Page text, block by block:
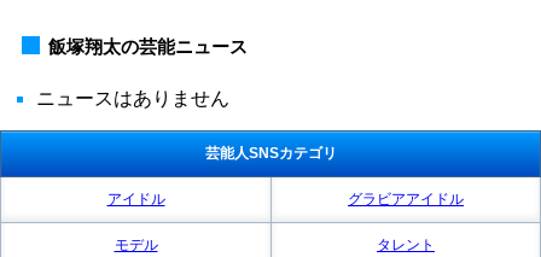
飯塚翔太の芸能ニュース
ニュースはありません
芸能人SNSカテゴリ
アイドル グラビアアイドル
モデル タレント